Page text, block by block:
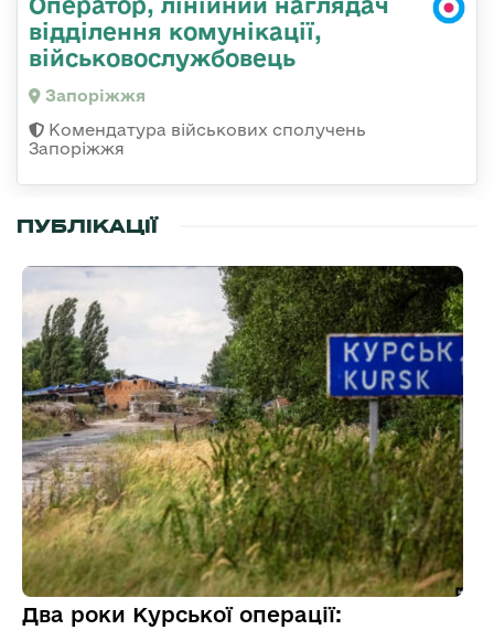
відділення комунікації,
військовослужбовець
Запоріжжя
Комендатура військових сполучень
Запоріжжя
ПУБЛІКАЦІЇ
Два роки Курської операції: